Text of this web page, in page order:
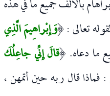
بالألف جميع ما في هذه
تعالى : (وَإِبْراهِيمَ الَّذِي
ما دعاه. (قالَ إِنِّي جاعِلُكَ
قال ربه حين أتمهن ،